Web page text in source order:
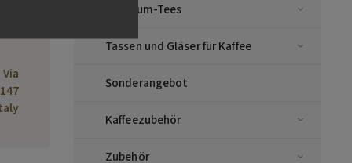
Premium-Tees
Tassen und Gläser für Kaffee
Sonderangebot
Kaffeezubehör
Zubehör